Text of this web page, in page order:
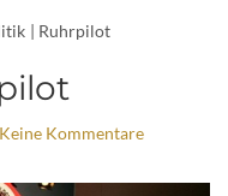
| Ruhrpilot
Keine Kommentare